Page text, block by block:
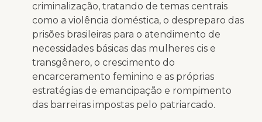
criminalização, tratando de temas centrais
como a violência doméstica, o despreparo das
prisões brasileiras para o atendimento de
necessidades básicas das mulheres cis e
transgênero, o crescimento do
encarceramento feminino e as próprias
estratégias de emancipação e rompimento
das barreiras impostas pelo patriarcado.